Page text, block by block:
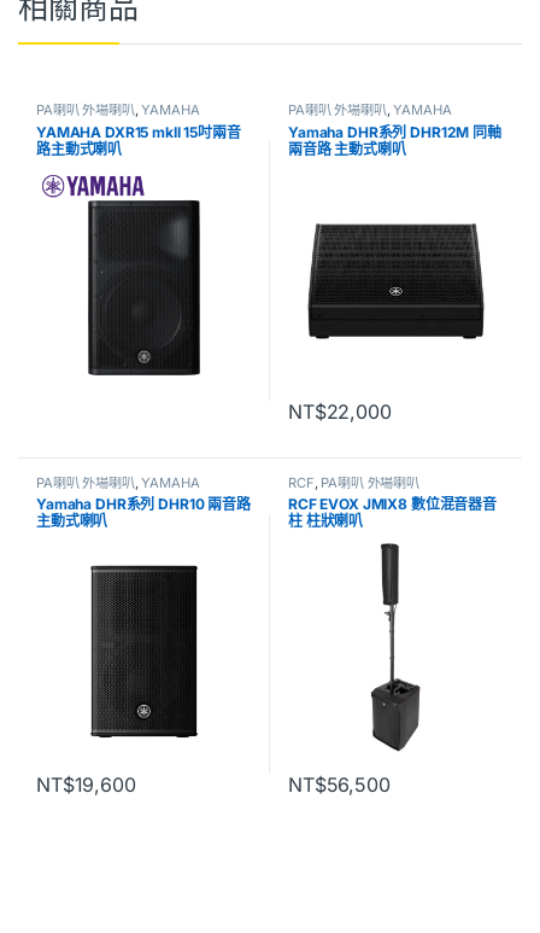
PA喇叭 外場喇叭,YAMAHA
YAMAHA DXR15 mkII 15吋兩音
路主動式喇叭
PA喇叭 外場喇叭,YAMAHA
Yamaha DHR系列 DHR12M 同軸
兩音路 主動式喇叭
NT$22,000
PA喇叭 外場喇叭,YAMAHA
Yamaha DHR系列 DHR10 兩音路
主動式喇叭
NT$19,600
RCF, PA喇叭 外場喇叭
RCF EVOX JMIX8 數位混音器音
柱 柱狀喇叭
NT$56,500